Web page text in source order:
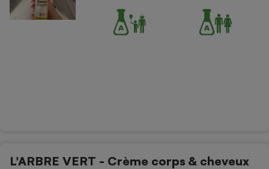
L'ARBRE VERT - Crème corps & cheveux